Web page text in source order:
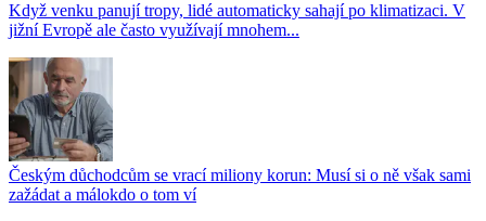
Když venku panují tropy, lidé automaticky sahají po klimatizaci. V
jižní Evropě ale často využívají mnohem...
Českým důchodcům se vrací miliony korun: Musí si o ně však sami
zažádat a málokdo o tom ví